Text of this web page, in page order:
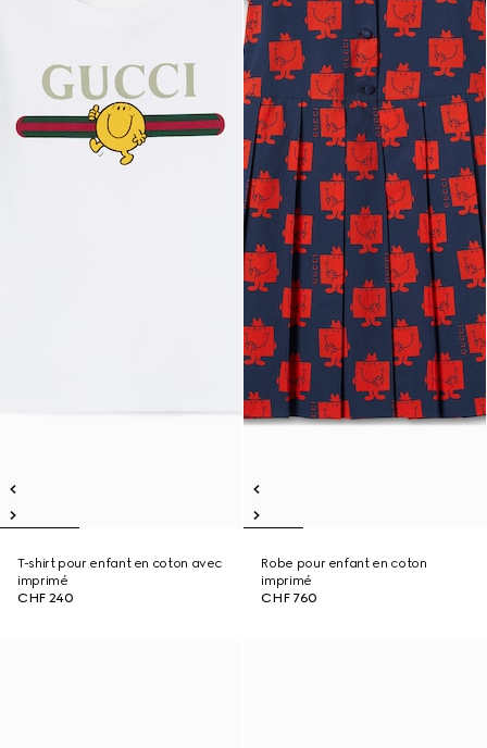
T-shirt pour enfant en coton avec
imprimé
CHF 240
Robe pour enfant en coton
imprimé
CHF 760